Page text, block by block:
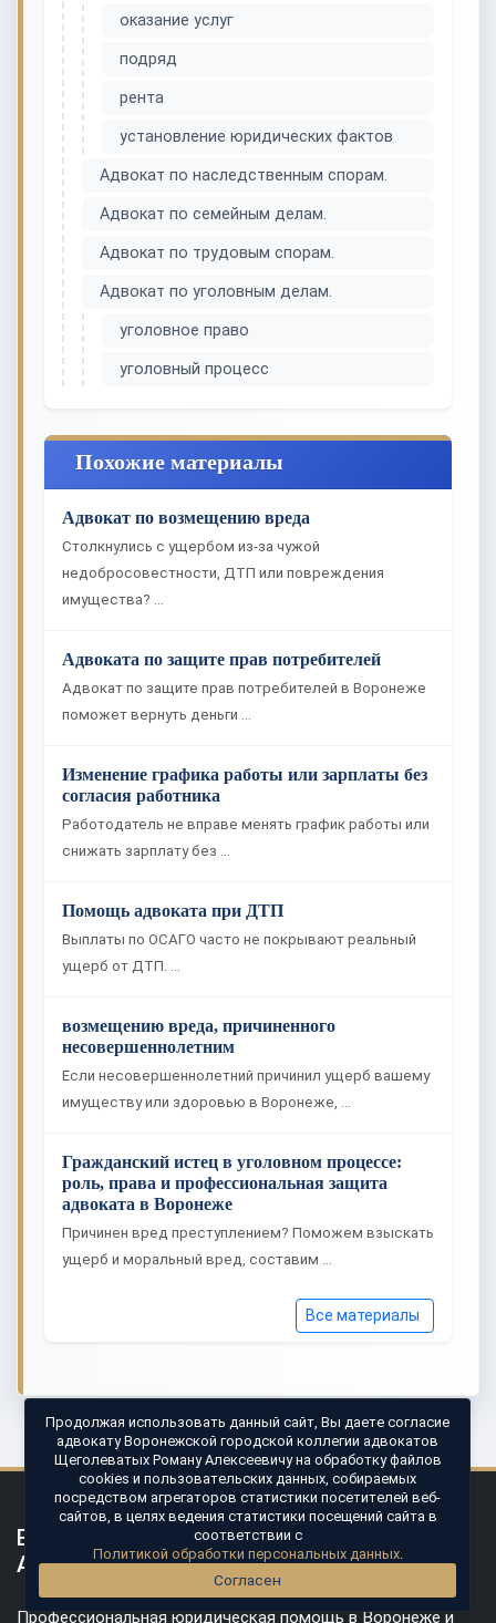
оказание услуг
подряд
рента
установление юридических фактов
Адвокат по наследственным спорам.
Адвокат по семейным делам.
Адвокат по трудовым спорам.
Адвокат по уголовным делам.
уголовное право
уголовный процесс
Похожие материалы
Адвокат по возмещению вреда
Столкнулись с ущербом из-за чужой
недобросовестности, ДТП или повреждения
имущества? …
Адвоката по защите прав потребителей
Адвокат по защите прав потребителей в Воронеже
поможет вернуть деньги …
Изменение графика работы или зарплаты без
согласия работника
Работодатель не вправе менять график работы или
снижать зарплату без …
Помощь адвоката при ДТП
Выплаты по ОСАГО часто не покрывают реальный
ущерб от ДТП. …
возмещению вреда, причиненного
несовершеннолетним
Если несовершеннолетний причинил ущерб вашему
имуществу или здоровью в Воронеже, …
Гражданский истец в уголовном процессе:
роль, права и профессиональная защита
адвоката в Воронеже
Причинен вред преступлением? Поможем взыскать
ущерб и моральный вред, составим …
Все материалы
ВОРОНЕЖСКАЯ ГОРОДСКАЯ КОЛЛЕГИЯ
АДВОКАТОВ
Профессиональная юридическая помощь в Воронеже и
Продолжая использовать данный сайт, Вы даете согласие
адвокату Воронежской городской коллегии адвокатов
Щеголеватых Роману Алексеевичу на обработку файлов
cookies и пользовательских данных, собираемых
посредством агрегаторов статистики посетителей веб-
сайтов, в целях ведения статистики посещений сайта в
соответствии с
Политикой обработки персональных данных.
Согласен